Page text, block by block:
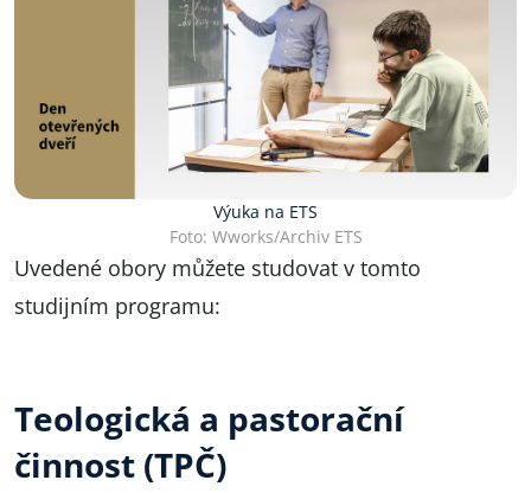
Výuka na ETS
Foto: Wworks/Archiv ETS
Uvedené obory můžete studovat v tomto
studijním programu:
Teologická a pastorační
činnost (TPČ)